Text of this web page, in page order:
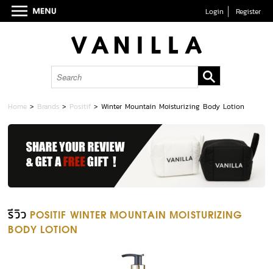
Login Register
Home > Brands > Positif >Winter Mountain Moisturizing Body Lotion
รีวิว POSITIF WINTER MOUNTAIN MOISTURIZING
BODY LOTION